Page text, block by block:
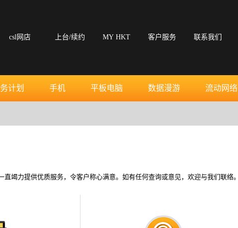
csl网店 上台/续约 MY HKT 客户服务 联系我们
计划 手机 平板电脑 数据漫游 流动网络
竭力提供优质服务，令客户称心满意。如有任何查询或意见，欢迎与我们联络。